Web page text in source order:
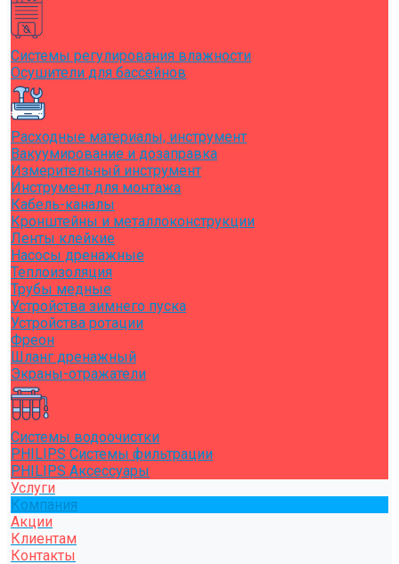
Системы регулирования влажности
Осушители для бассейнов
Расходные материалы, инструмент
Вакуумирование и дозаправка
Измерительный инструмент
Инструмент для монтажа
Кабель-каналы
Кронштейны и металлоконструкции
Ленты клейкие
Насосы дренажные
Теплоизоляция
Трубы медные
Устройства зимнего пуска
Устройства ротации
Фреон
Шланг дренажный
Экраны-отражатели
Системы водоочистки
PHILIPS Системы фильтрации
PHILIPS Аксессуары
Услуги
Компания
Акции
Клиентам
Контакты